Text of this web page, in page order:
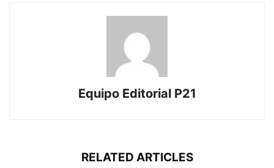
Equipo Editorial P21
RELATED ARTICLES